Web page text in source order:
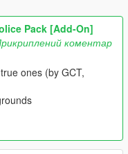
Pack [Add-On]
коментар
ones (by GCT,